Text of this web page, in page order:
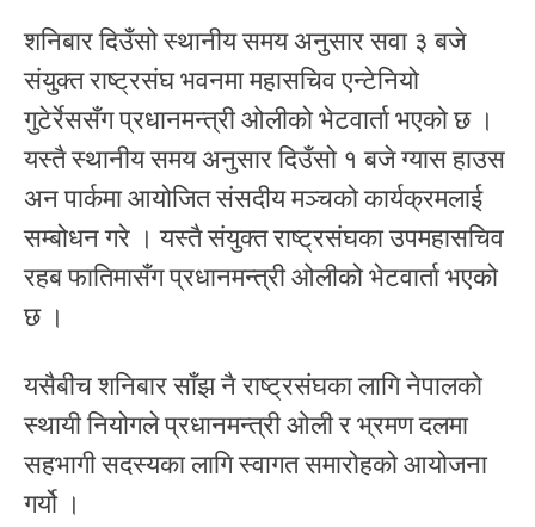
शनिबार दिउँसो स्थानीय समय अनुसार सवा ३ बजे
संयुक्त राष्ट्रसंघ भवनमा महासचिव एन्टेनियो
गुटेर्रेससँग प्रधानमन्त्री ओलीको भेटवार्ता भएको छ ।
यस्तै स्थानीय समय अनुसार दिउँसो १ बजे ग्यास हाउस
अन पार्कमा आयोजित संसदीय मञ्चको कार्यक्रमलाई
सम्बोधन गरे । यस्तै संयुक्त राष्ट्रसंघका उपमहासचिव
रहब फातिमासँग प्रधानमन्त्री ओलीको भेटवार्ता भएको
छ ।
यसैबीच शनिबार साँझ नै राष्ट्रसंघका लागि नेपालको
स्थायी नियोगले प्रधानमन्त्री ओली र भ्रमण दलमा
सहभागी सदस्यका लागि स्वागत समारोहको आयोजना
गर्यो ।